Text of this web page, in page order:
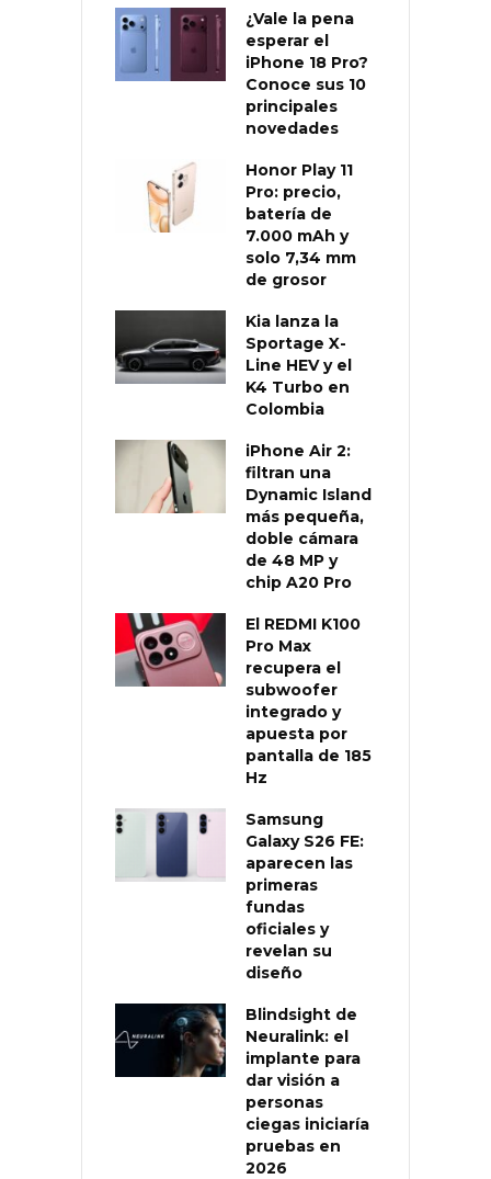
¿Vale la pena
esperar el
iPhone 18 Pro?
Conoce sus 10
principales
novedades
Honor Play 11
Pro: precio,
batería de
7.000 mAh y
solo 7,34 mm
de grosor
Kia lanza la
Sportage X-
Line HEV y el
K4 Turbo en
Colombia
iPhone Air 2:
filtran una
Dynamic Island
más pequeña,
doble cámara
de 48 MP y
chip A20 Pro
El REDMI K100
Pro Max
recupera el
subwoofer
integrado y
apuesta por
pantalla de 185
Hz
Samsung
Galaxy S26 FE:
aparecen las
primeras
fundas
oficiales y
revelan su
diseño
Blindsight de
Neuralink: el
implante para
dar visión a
personas
ciegas iniciaría
pruebas en
2026